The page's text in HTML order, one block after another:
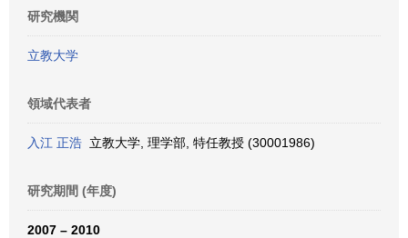
研究機関
立教大学
領域代表者
入江 正浩 立教大学, 理学部, 特任教授 (30001986)
研究期間 (年度)
2007 – 2010